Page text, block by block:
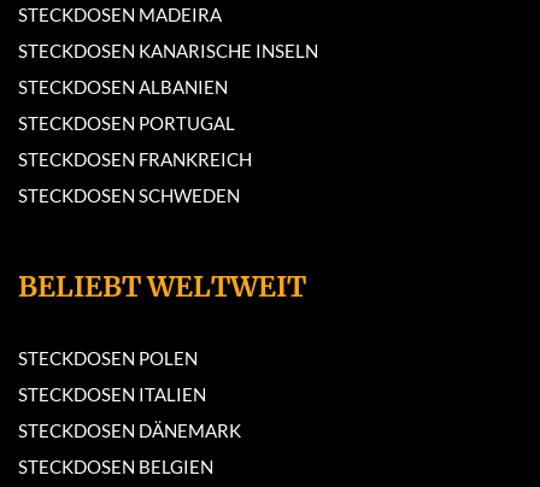
STECKDOSEN MADEIRA
STECKDOSEN KANARISCHE INSELN
STECKDOSEN ALBANIEN
STECKDOSEN PORTUGAL
STECKDOSEN FRANKREICH
STECKDOSEN SCHWEDEN
BELIEBT WELTWEIT
STECKDOSEN POLEN
STECKDOSEN ITALIEN
STECKDOSEN DÄNEMARK
STECKDOSEN BELGIEN